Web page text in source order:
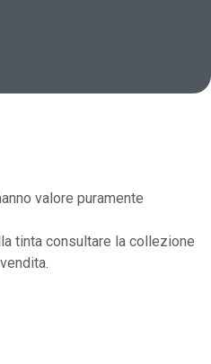
valore puramente
tinta consultare la collezione